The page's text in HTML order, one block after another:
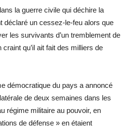
la guerre civile qui déchire la
déclaré un cessez-le-feu alors que
les survivants d’un tremblement de
qu’il ait fait des milliers de
démocratique du pays a annoncé
de deux semaines dans les
régime militaire au pouvoir, en
de défense » en étaient